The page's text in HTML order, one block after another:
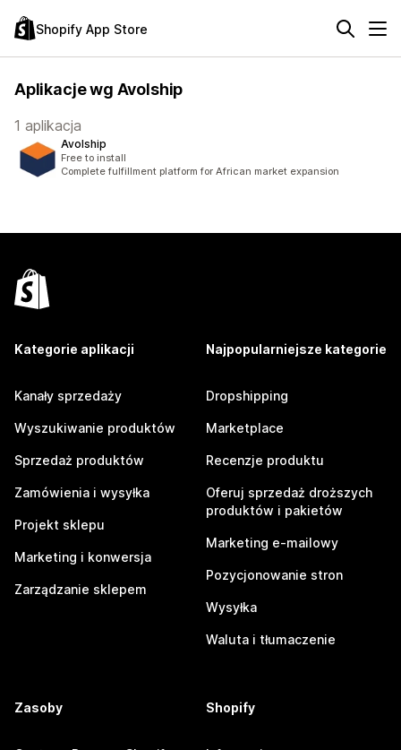
Shopify App Store
Aplikacje wg Avolship
1 aplikacja
Avolship
Free to install
Complete fulfillment platform for African market expansion
Kategorie aplikacji
Kanały sprzedaży
Wyszukiwanie produktów
Sprzedaż produktów
Zamówienia i wysyłka
Projekt sklepu
Marketing i konwersja
Zarządzanie sklepem
Najpopularniejsze kategorie
Dropshipping
Marketplace
Recenzje produktu
Oferuj sprzedaż droższych
produktów i pakietów
Marketing e-mailowy
Pozycjonowanie stron
Wysyłka
Waluta i tłumaczenie
Zasoby Shopify